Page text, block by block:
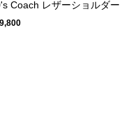
Coach レザーショルダー